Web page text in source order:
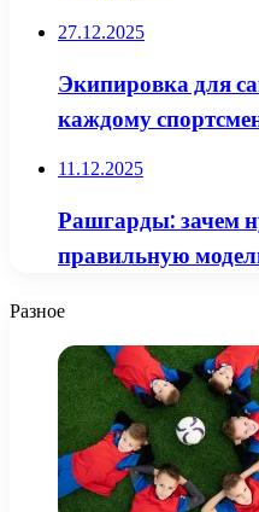
27.12.2025
Экипировка для
каждому
11.12.2025
Рашгарды: зачем
правильную
Разное